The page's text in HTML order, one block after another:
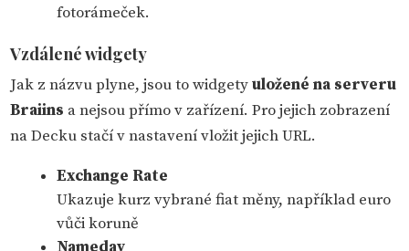
fotorámeček.
Vzdálené widgety
Jak z názvu plyne, jsou to widgetyuložené na serveru
Braiins a nejsou přímo v zařízení. Pro jejich zobrazení
na Decku stačí v nastavení vložit jejich URL.
Exchange Rate
Ukazuje kurz vybrané fiat měny, například euro
vůči koruně